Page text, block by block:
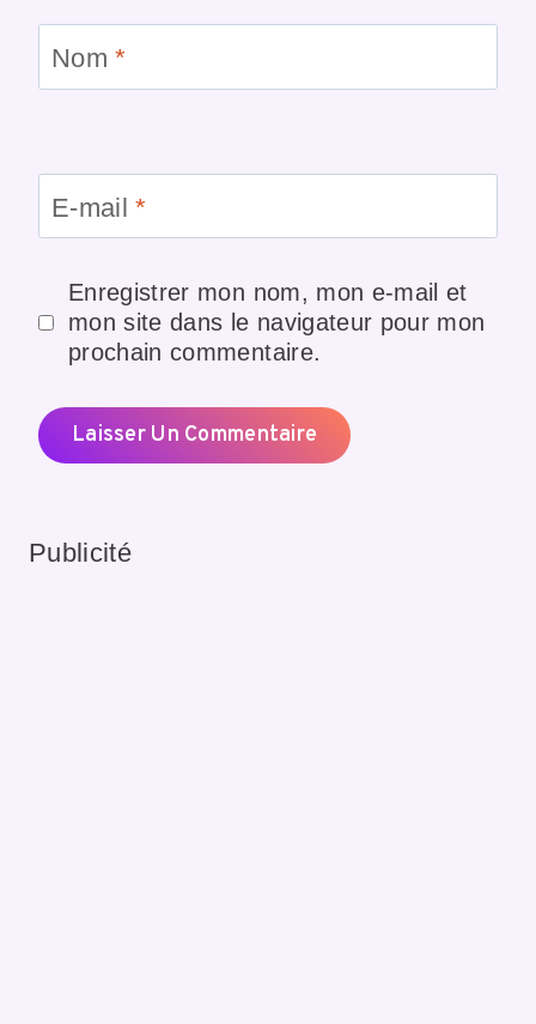
Nom*
E-mail*
Enregistrer mon nom, mon e-mail et
mon site dans le navigateur pour mon
prochain commentaire.
Publicité